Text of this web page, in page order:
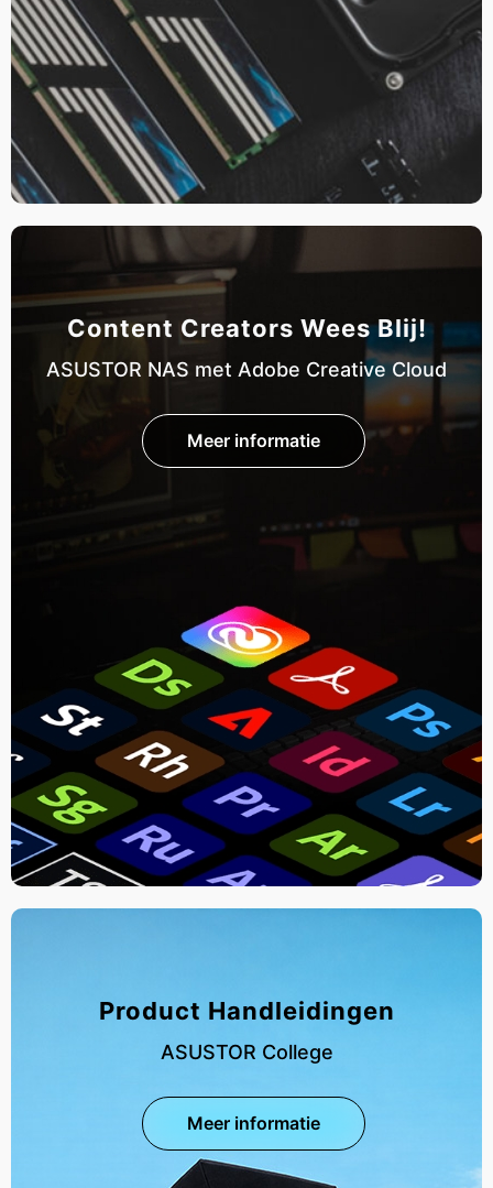
Content Creators Wees Blij!
ASUSTOR NAS met Adobe Creative Cloud
Meer informatie
Product Handleidingen
ASUSTOR College
Meer informatie